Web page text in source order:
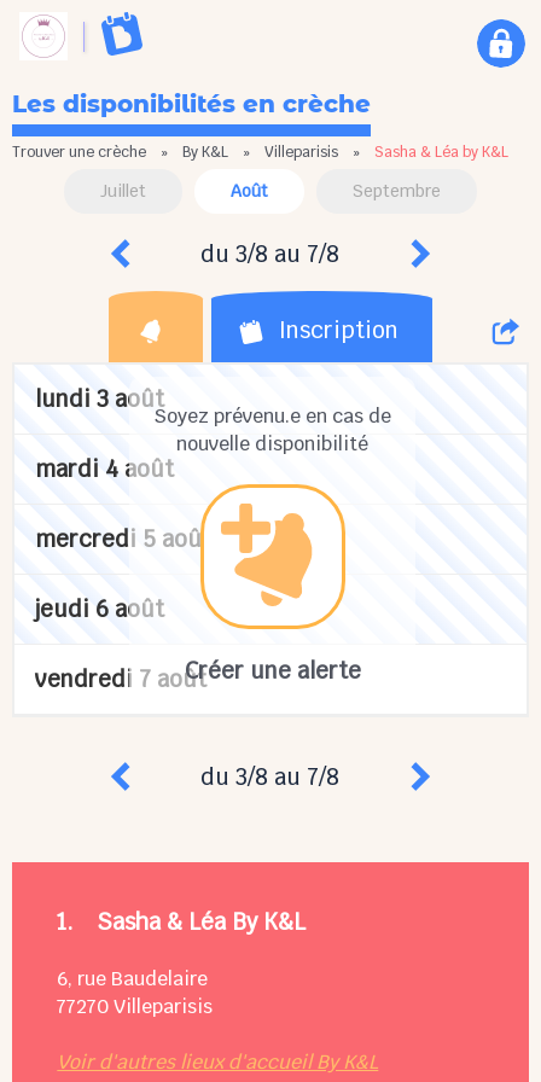
Les disponibilités en crèche
Trouver une crèche » By K&L » Villeparisis » Sasha & Léa by K&L
Juillet Août Septembre
du 3/8 au 7/8
Inscription
Soyez prévenu.e en cas de
nouvelle disponibilité
Créer une alerte
lundi 3 août
mardi 4 août
mercredi 5 août
jeudi 6 août
vendredi 7 août
du 3/8 au 7/8
1. Sasha & Léa By K&L
6, rue Baudelaire
77270 Villeparisis
Voir d'autres lieux d'accueil By K&L